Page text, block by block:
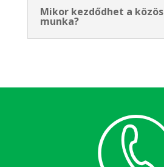
Mikor kezdődhet a közös
munka?